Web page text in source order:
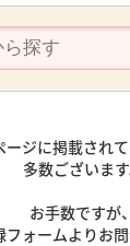
ージに掲載され
多数ございます
お手数ですが、
ォームよりお問